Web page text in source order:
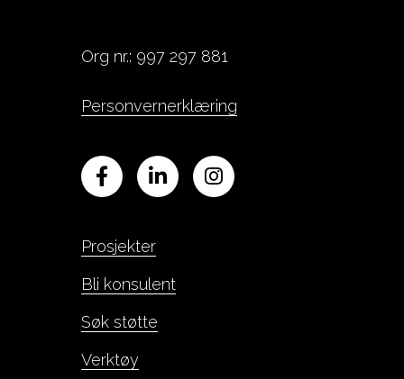
Org nr.: 997 297 881
Personvernerklæring
Prosjekter
Bli konsulent
Søk støtte
Verktøy